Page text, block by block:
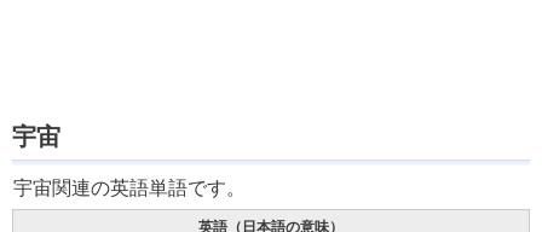
宇宙
宇宙関連の英語単語です。
英語（日本語の意味）